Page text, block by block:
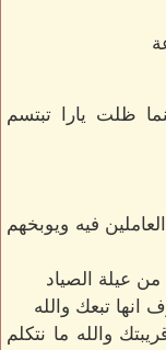
ظلت يارا تبتسم
فيه ويوبخهم
عيلة الصياد
انها تبعك والله
والله ما نتكلم